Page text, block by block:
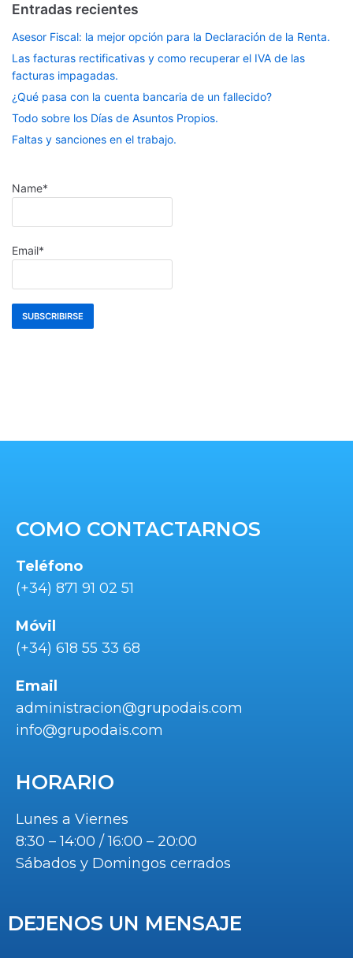
Entradas recientes
Asesor Fiscal: la mejor opción para la Declaración de la Renta.
Las facturas rectificativas y como recuperar el IVA de las
facturas impagadas.
¿Qué pasa con la cuenta bancaria de un fallecido?
Todo sobre los Días de Asuntos Propios.
Faltas y sanciones en el trabajo.
Name*
Email*
COMO CONTACTARNOS
Teléfono
(+34) 871 91 02 51
Móvil
(+34) 618 55 33 68
Email
administracion@grupodais.com
info@grupodais.com
HORARIO
Lunes a Viernes
8:30 – 14:00 / 16:00 – 20:00
Sábados y Domingos cerrados
DEJENOS UN MENSAJE